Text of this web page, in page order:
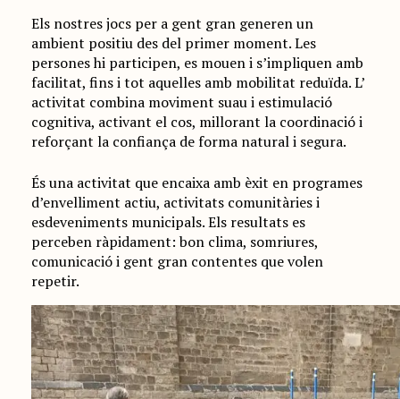
Els nostres jocs per a gent gran generen un
ambient positiu des del primer moment. Les
persones hi participen, es mouen i s’impliquen amb
facilitat, fins i tot aquelles amb mobilitat reduïda. L’
activitat combina moviment suau i estimulació
cognitiva, activant el cos, millorant la coordinació i
reforçant la confiança de forma natural i segura.
És una activitat que encaixa amb èxit en programes
d’envelliment actiu, activitats comunitàries i
esdeveniments municipals. Els resultats es
perceben ràpidament: bon clima, somriures,
comunicació i gent gran contentes que volen
repetir.